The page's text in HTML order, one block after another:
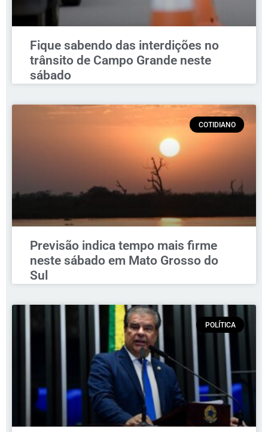
Fique sabendo das interdições no
trânsito de Campo Grande neste
sábado
COTIDIANO
Previsão indica tempo mais firme
neste sábado em Mato Grosso do
Sul
POLÍTICA